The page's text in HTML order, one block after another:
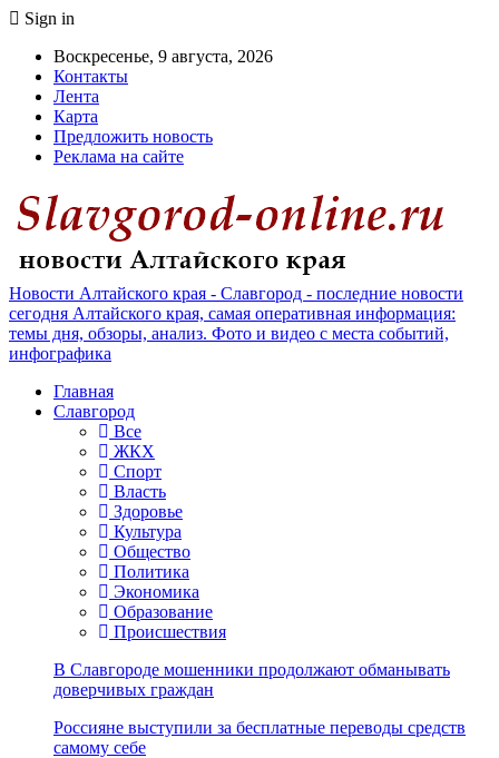
Sign in
Воскресенье, 9 августа, 2026
Контакты
Лента
Карта
Предложить новость
Реклама на сайте
Новости Алтайского края - Славгород - последние новости
сегодня Алтайского края, самая оперативная информация:
темы дня, обзоры, анализ. Фото и видео с места событий,
инфографика
Главная
Славгород
Все
ЖКХ
Спорт
Власть
Здоровье
Культура
Общество
Политика
Экономика
Образование
Происшествия
В Славгороде мошенники продолжают обманывать
доверчивых граждан
Россияне выступили за бесплатные переводы средств
самому себе